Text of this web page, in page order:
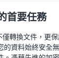
首要任務
轉換文件，更
的資料始終安全